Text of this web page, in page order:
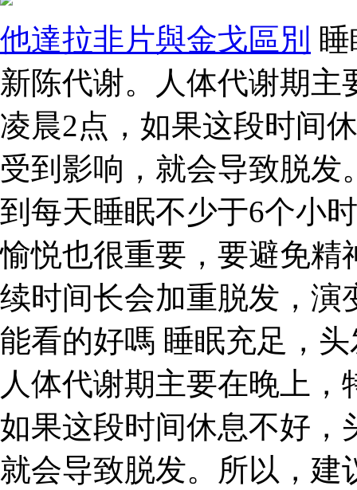
他達拉非片與金戈區別
新陈代谢。人体代谢期主
凌晨2点，如果这段时间
受到影响，就会导致脱
到每天睡眠不少于6个小
愉悦也很重要，要避免精
续时间长会加重脱发，演
能看的好嗎 睡眠充足，
人体代谢期主要在晚上
如果这段时间休息不好，
就会导致脱发。所以，建